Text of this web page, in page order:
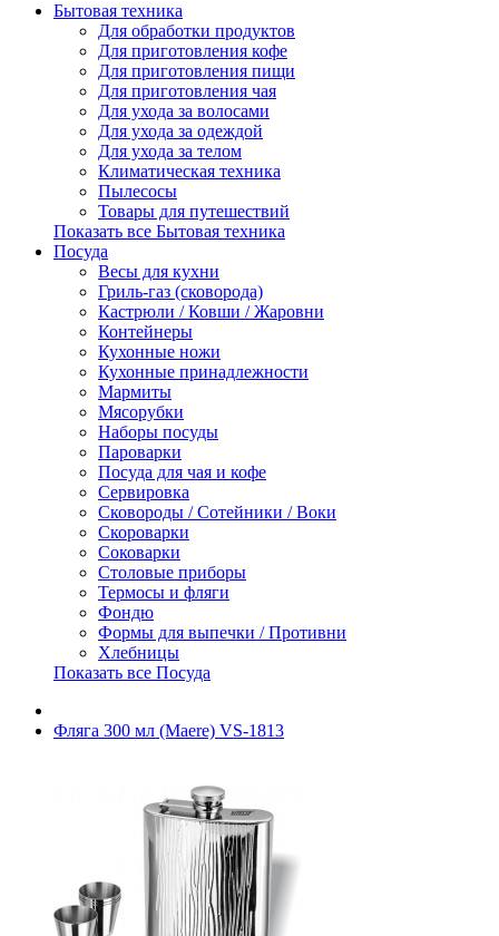
Бытовая техника
Для обработки продуктов
Для приготовления кофе
Для приготовления пищи
Для приготовления чая
Для ухода за волосами
Для ухода за одеждой
Для ухода за телом
Климатическая техника
Пылесосы
Товары для путешествий
Показать все Бытовая техника
Посуда
Весы для кухни
Гриль-газ (сковорода)
Кастрюли / Ковши / Жаровни
Контейнеры
Кухонные ножи
Кухонные принадлежности
Мармиты
Мясорубки
Наборы посуды
Пароварки
Посуда для чая и кофе
Сервировка
Сковороды / Сотейники / Воки
Скороварки
Соковарки
Столовые приборы
Термосы и фляги
Фондю
Формы для выпечки / Противни
Хлебницы
Показать все Посуда
Фляга 300 мл (Maere) VS-1813